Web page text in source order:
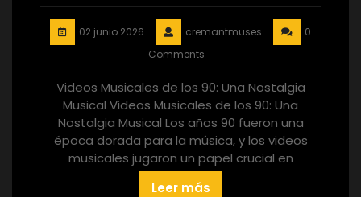
02 junio 2026 cremantmuses
0
Comments
Videos Musicales de los 90: Una Nostalgia
Musical Videos Musicales de los 90: Una
Nostalgia Musical Los años 90 fueron una
época dorada para la música, y los videos
musicales jugaron un papel crucial en
Leer más